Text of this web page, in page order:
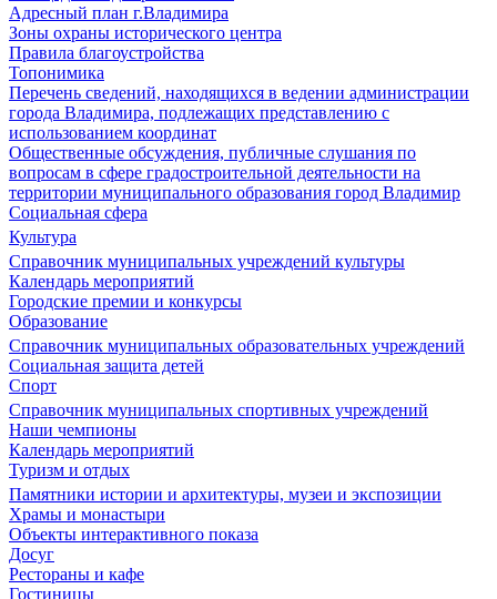
Адресный план г.Владимира
Зоны охраны исторического центра
Правила благоустройства
Топонимика
Перечень сведений, находящихся в ведении администрации
города Владимира, подлежащих представлению с
использованием координат
Общественные обсуждения, публичные слушания по
вопросам в сфере градостроительной деятельности на
территории муниципального образования город Владимир
Социальная сфера
Культура
Справочник муниципальных учреждений культуры
Календарь мероприятий
Городские премии и конкурсы
Образование
Справочник муниципальных образовательных учреждений
Социальная защита детей
Спорт
Справочник муниципальных спортивных учреждений
Наши чемпионы
Календарь мероприятий
Туризм и отдых
Памятники истории и архитектуры, музеи и экспозиции
Храмы и монастыри
Объекты интерактивного показа
Досуг
Рестораны и кафе
Гостиницы